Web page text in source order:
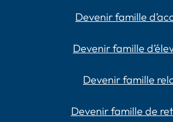
Devenir famille
Devenir famille
Devenir famille
Devenir famille de